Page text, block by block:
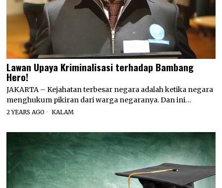
Lawan Upaya Kriminalisasi terhadap Bambang
Hero!
JAKARTA – Kejahatan terbesar negara adalah ketika negara
menghukum pikiran dari warga negaranya. Dan ini…
2 YEARS AGO KALAM